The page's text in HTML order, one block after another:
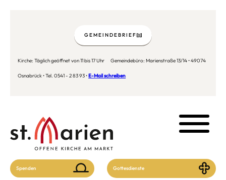
Kirche: Täglich geöffnet von 11 bis 17 Uhr Gemeindebüro: Marienstraße 13/14 • 49074
Osnabrück • Tel. 0541 - 2 83 93 •E-Mail schreiben
GEMEINDEBRIEF
Spenden Gottesdienste